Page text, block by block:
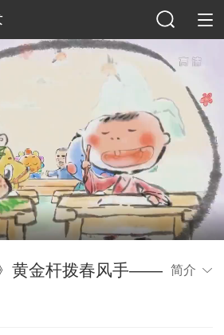
》黄金杆拨春风手——
简介